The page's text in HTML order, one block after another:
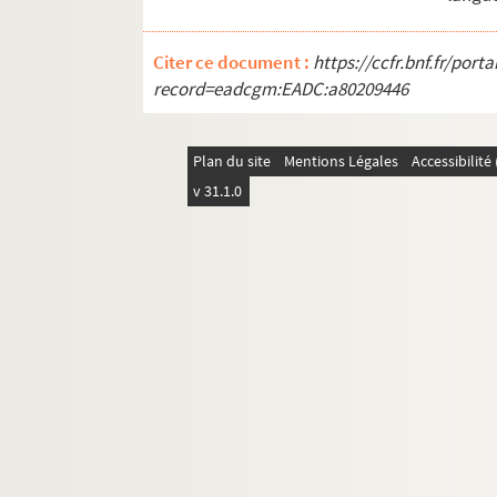
Citer ce document : https://ccfr.bnf.fr/
record=eadcgm:EADC:a80209446
Plan du site Mentions Légales
v 31.1.0